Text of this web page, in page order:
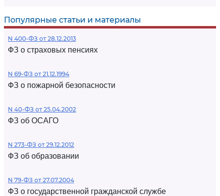
Популярные статьи и материалы
N 400-ФЗ от 28.12.2013
ФЗ о страховых пенсиях
N 69-ФЗ от 21.12.1994
ФЗ о пожарной безопасности
N 40-ФЗ от 25.04.2002
ФЗ об ОСАГО
N 273-ФЗ от 29.12.2012
ФЗ об образовании
N 79-ФЗ от 27.07.2004
ФЗ о государственной гражданской службе